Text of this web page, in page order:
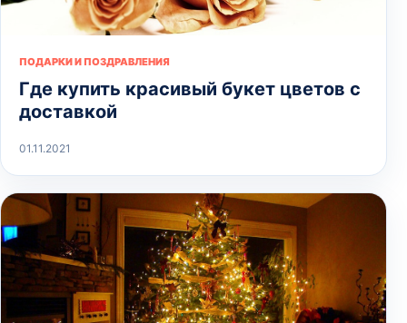
ПОДАРКИ И ПОЗДРАВЛЕНИЯ
Где купить красивый букет цветов с
доставкой
01.11.2021